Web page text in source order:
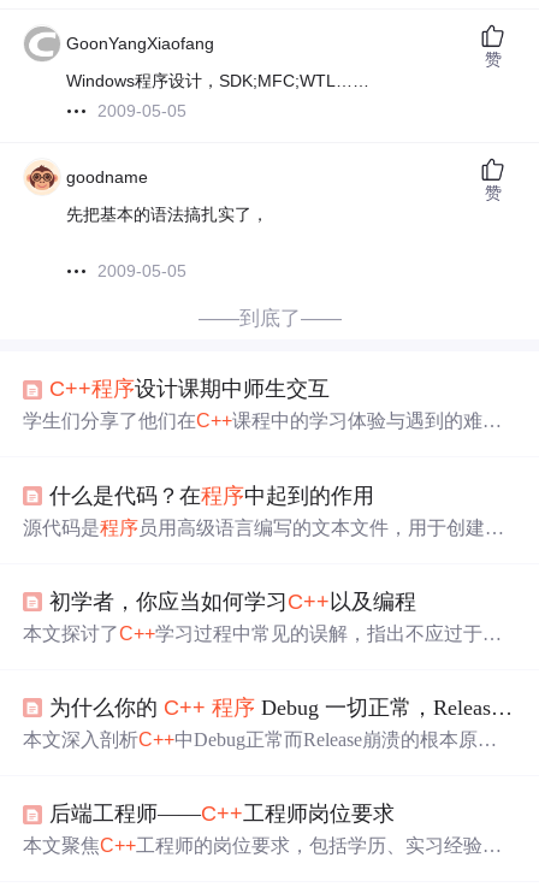
GoonYangXiaofang
Windows程序设计，SDK;MFC;WTL……
2009-05-05
赞
goodname
先把基本的语法搞扎实了，
2009-05-05
赞
——到底了——
C++程序设计课期中师生交互
学生们分享了他们在C++课程中的学习体验与遇到的难
什么是代码？在程序中起到的作用
源代码是程序员用高级语言编写的文本文件，用于创建计
制形式才能在操作系统上运行。对于网站开发者和SEO专
家，使用源码可以方便地自定义和优化网站。汇编码是编
式。
初学者，你应当如何学习C++ 以及编程
本文探讨了C++学习过程中常见的误解，指出不应过于关
念和解决问题的能力，而非死记硬背语言细节。
为什么你的 C++ 程序 Debug 一切正常，Release 却一运行就崩？
本文深入剖析C++中Debug正常而Release崩溃的根本原
用及内存管理责任不清等底层二进制层面问题。强调整条
依赖链一致性、DLL边界接口设计规范与Release真机验证
后端工程师——C++工程师岗位要求
本文聚焦C++工程师的岗位要求，包括学历、实习经验、